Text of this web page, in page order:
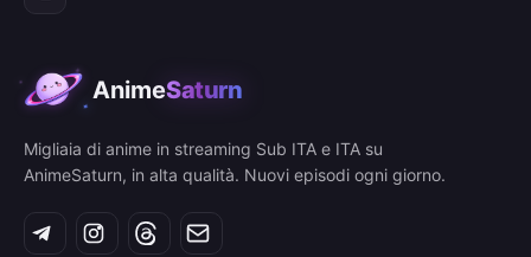
AnimeSaturn
Migliaia di anime in streaming Sub ITA e ITA su
AnimeSaturn, in alta qualità. Nuovi episodi ogni giorno.